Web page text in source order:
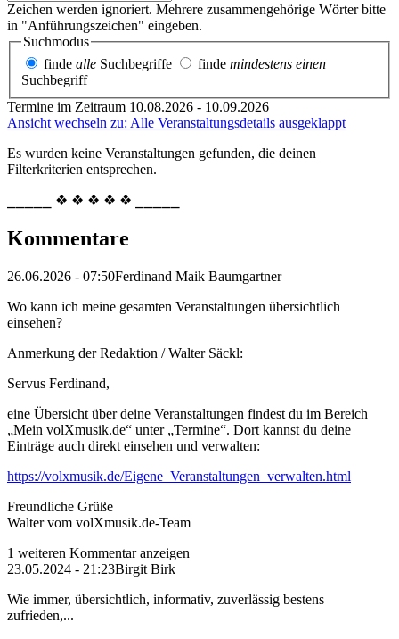
Zeichen werden ignoriert. Mehrere zusammengehörige Wörter bitte
in "Anführungszeichen" eingeben.
Suchmodus
finde alle Suchbegriffe finde mindestens einen
Suchbegriff
Termine im Zeitraum 10.08.2026 - 10.09.2026
Ansicht wechseln zu: Alle Veranstaltungsdetails ausgeklappt
Es wurden keine Veranstaltungen gefunden, die deinen
Filterkriterien entsprechen.
⎯⎯⎯⎯⎯ ❖ ❖ ❖ ❖ ❖ ⎯⎯⎯⎯⎯
Kommentare
26.06.2026 - 07:50Ferdinand Maik Baumgartner
Wo kann ich meine gesamten Veranstaltungen übersichtlich
einsehen?
Anmerkung der Redaktion /Walter Säckl:
Servus Ferdinand,
eine Übersicht über deine Veranstaltungen findest du im Bereich
„Mein volXmusik.de“ unter „Termine“. Dort kannst du deine
Einträge auch direkt einsehen und verwalten:
https://volxmusik.de/Eigene_Veranstaltungen_verwalten.html
Freundliche Grüße
Walter vom volXmusik.de-Team
1 weiteren Kommentar anzeigen
23.05.2024 - 21:23Birgit Birk
Wie immer, übersichtlich, informativ, zuverlässig bestens
zufrieden,...